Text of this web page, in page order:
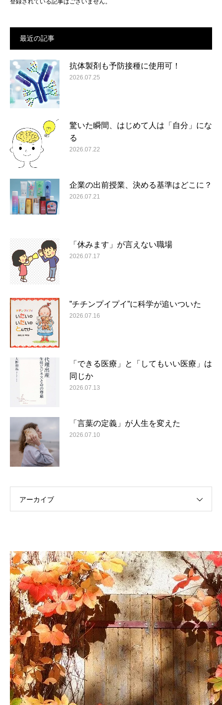
登録されている記事はございません。
最近の記事
抗体製剤も予防接種に使用可！
2026.07.25
驚いた瞬間、はじめて人は「自分」にな
る
2026.07.22
企業の出前授業、決める基準はどこに？
2026.07.21
「休みます」が言えない職場
2026.07.17
”チチンプイプイ”に科学が追いついた
2026.07.16
「できる医療」と「してもいい医療」は
同じか
2026.07.13
「言葉の定義」が人生を変えた
2026.07.10
アーカイブ